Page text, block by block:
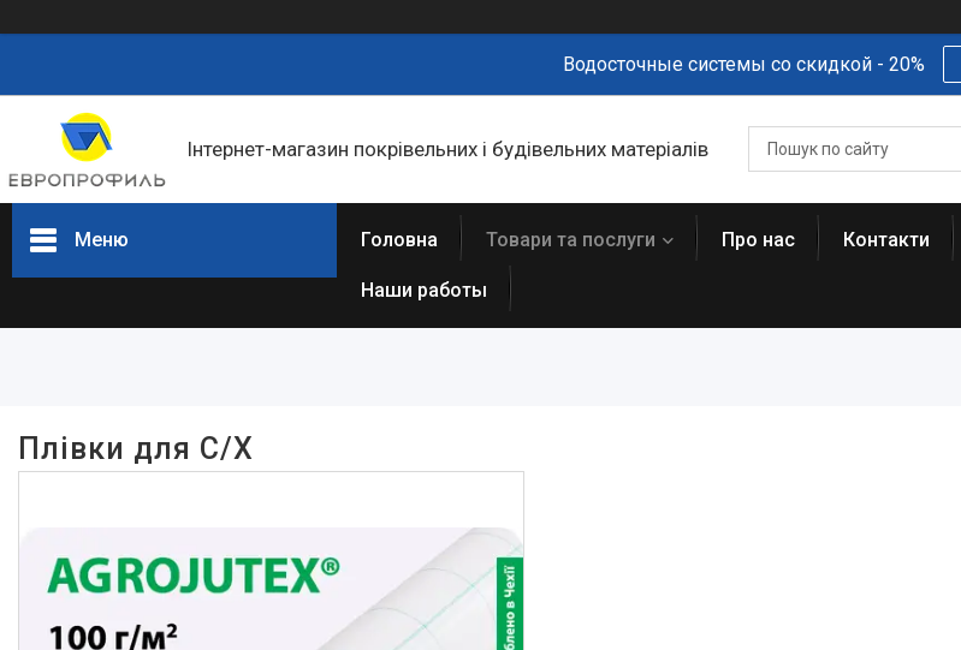
Водосточные системы со скидкой - 20%
Інтернет-магазин покрівельних і будівельних матеріалів
Меню
Про нас
Відгуки
Головна Товари та послуги Про нас Контакти
Наши работы
Плівки для С/Х